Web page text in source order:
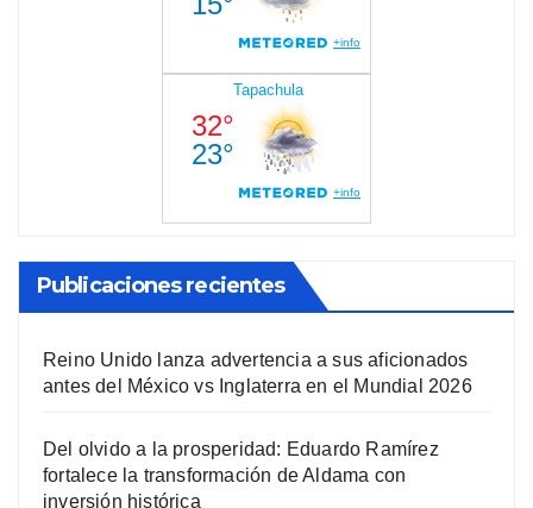
Publicaciones recientes
Reino Unido lanza advertencia a sus aficionados
antes del México vs Inglaterra en el Mundial 2026
Del olvido a la prosperidad: Eduardo Ramírez
fortalece la transformación de Aldama con
inversión histórica